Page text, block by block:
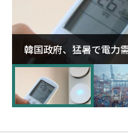
韓国政府、猛暑で電力
に需給対応体制を点検